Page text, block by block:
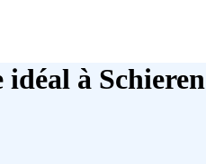
à Schieren